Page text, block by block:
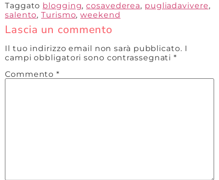
Taggato blogging,cosavederea, pugliadavivere,
salento,Turismo,weekend
Lascia un commento
Il tuo indirizzo email non sarà pubblicato. I
campi obbligatori sono contrassegnati*
Commento*